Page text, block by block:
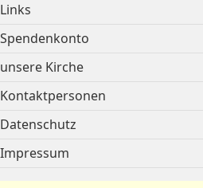
Links
Spendenkonto
unsere Kirche
Kontaktpersonen
Datenschutz
Impressum